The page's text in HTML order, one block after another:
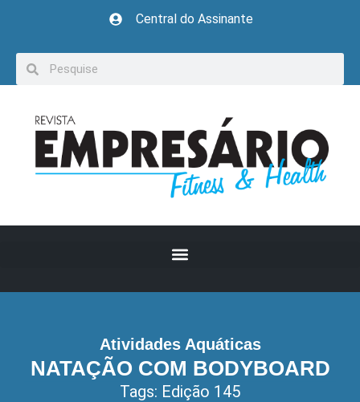
Central do Assinante
Atividades Aquáticas
NATAÇÃO COM BODYBOARD
Tags: Edição 145